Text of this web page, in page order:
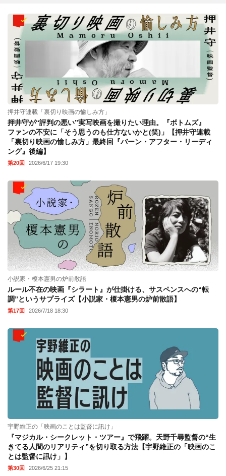
押井守連載「裏切り映画の愉しみ方」
押井守が“評判の悪い”実写映画を撮りたい理由。『ボトムズ』
ファンの不安に「そう思うのも仕方ないかと(笑)」【押井守連載
「裏切り映画の愉しみ方」最終回『バーン・アフター・リーディ
ング』後編】
第20回 2026/6/17 19:30
小説家・榎本憲男の炉前散語
ルール不在の映画『シラート』が仕掛ける、サスペンスへの“転
調”というサプライズ【小説家・榎本憲男の炉前散語】
第17回 2026/7/18 18:30
宇野維正の「映画のことは監督に訊け」
『マジカル・シークレット・ツアー』で飛躍。天野千尋監督の“生
きてる人間のリアリティ”を切り取る方法【宇野維正の「映画のこ
とは監督に訊け」】
第30回 2026/6/25 21:15